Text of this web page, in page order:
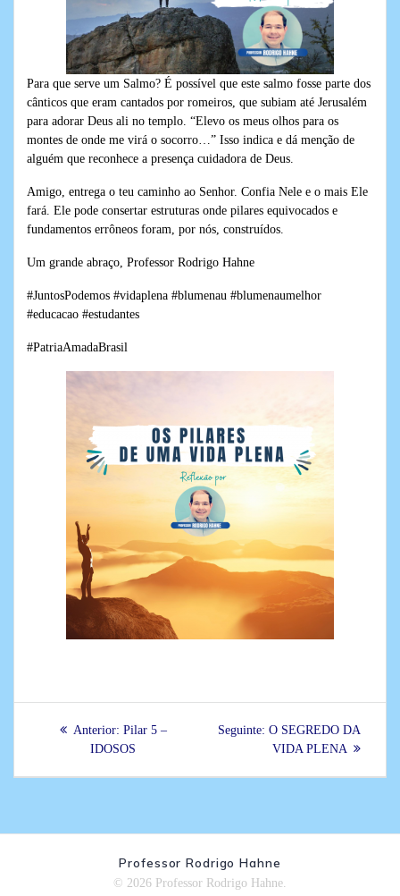
Para que serve um Salmo? É possível que este salmo fosse parte dos
cânticos que eram cantados por romeiros, que subiam até Jerusalém
para adorar Deus ali no templo. “Elevo os meus olhos para os
montes de onde me virá o socorro…” Isso indica e dá menção de
alguém que reconhece a presença cuidadora de Deus.
Amigo, entrega o teu caminho ao Senhor. Confia Nele e o mais Ele
fará. Ele pode consertar estruturas onde pilares equivocados e
fundamentos errôneos foram, por nós, construídos.
Um grande abraço, Professor Rodrigo Hahne
#JuntosPodemos #vidaplena #blumenau #blumenaumelhor
#educacao #estudantes
#PatriaAmadaBrasil
Navegação
Anterior: Post
anterior:
Pilar 5 –
IDOSOS
Seguinte: Post
seguinte:
O SEGREDO DA
VIDA PLENA
Professor Rodrigo Hahne
© 2026 Professor Rodrigo Hahne.